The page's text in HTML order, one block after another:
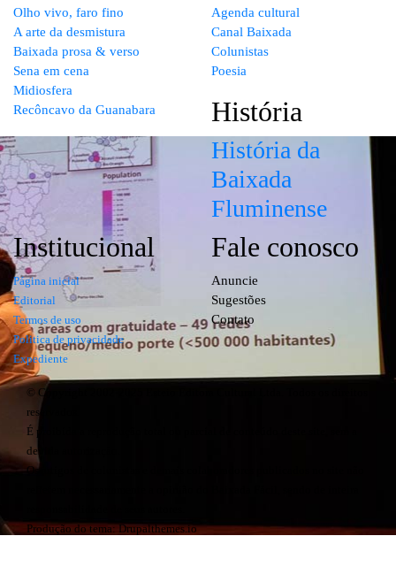
Olho vivo, faro fino
A arte da desmistura
Baixada prosa & verso
Sena em cena
Midiosfera
Recôncavo da Guanabara
Agenda cultural
Canal Baixada
Colunistas
Poesia
História
História da
Baixada
Fluminense
Institucional
Página inicial
Editorial
Termos de uso
Politica de privacidade
Expediente
Fale conosco
Anuncie
Sugestões
Contato
© Copyright 2002-2025 Esteio Editora Cultural Ltda. Todos os direitos
reservados.
É proibida a reprodução total ou parcial de conteúdo deste site, sem a
devida autorização.
Os artigos de colunistas e demais colaboradores publicados no site não
Produção do tema: Drupalthemes.io